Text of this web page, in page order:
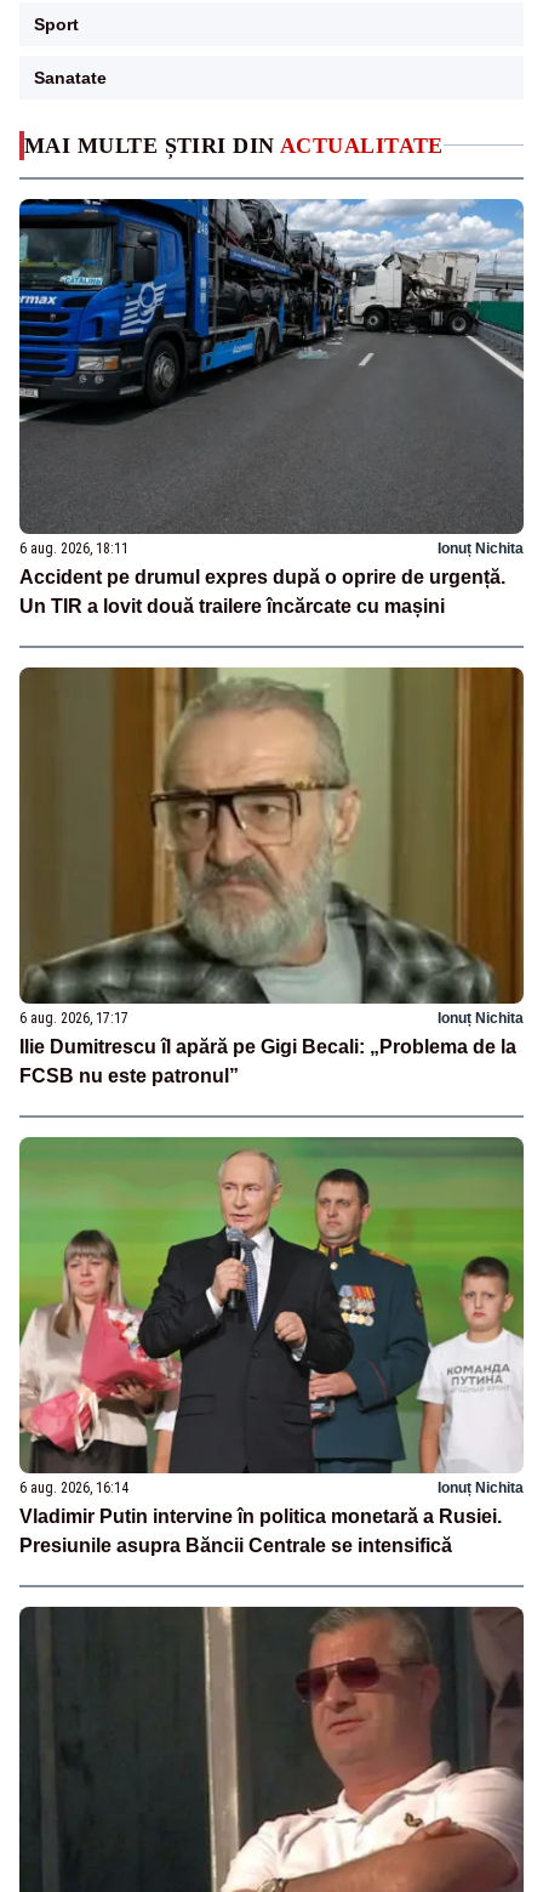
MAI MULTE ȘTIRI DIN ACTUALITATE
6 aug. 2026, 18:11 Ionuț Nichita
Accident pe drumul expres după o oprire de urgență.
Un TIR a lovit două trailere încărcate cu mașini
6 aug. 2026, 17:17 Ionuț Nichita
Ilie Dumitrescu îl apără pe Gigi Becali: „Problema de la
FCSB nu este patronul”
6 aug. 2026, 16:14 Ionuț Nichita
Vladimir Putin intervine în politica monetară a Rusiei.
Presiunile asupra Băncii Centrale se intensifică
Sport
Sanatate